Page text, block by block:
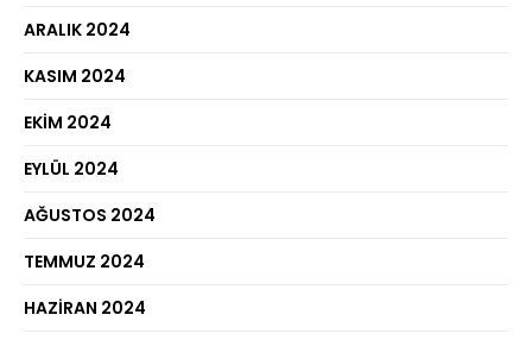
ARALIK 2024
KASIM 2024
EKIM 2024
EYLÜL 2024
AĞUSTOS 2024
TEMMUZ 2024
HAZIRAN 2024